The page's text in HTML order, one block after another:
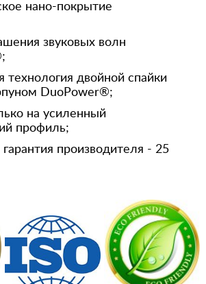
нано-покрытие
звуковых волн
технология двойной спайки
DuoPower®;
на усиленный
профиль;
производителя - 25